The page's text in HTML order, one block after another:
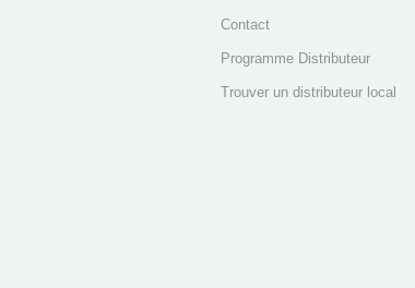
Contact
Programme Distributeur
Trouver un distributeur local